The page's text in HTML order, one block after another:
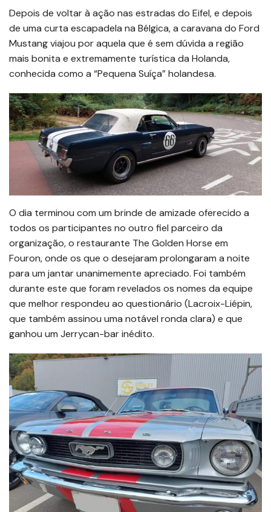
Depois de voltar à ação nas estradas do Eifel, e depois
de uma curta escapadela na Bélgica, a caravana do Ford
Mustang viajou por aquela que é sem dúvida a região
mais bonita e extremamente turística da Holanda,
conhecida como a “Pequena Suíça” holandesa.
O dia terminou com um brinde de amizade oferecido a
todos os participantes no outro fiel parceiro da
organização, o restaurante The Golden Horse em
Fouron, onde os que o desejaram prolongaram a noite
para um jantar unanimemente apreciado. Foi também
durante este que foram revelados os nomes da equipe
que melhor respondeu ao questionário (Lacroix-Liépin,
que também assinou uma notável ronda clara) e que
ganhou um Jerrycan-bar inédito.